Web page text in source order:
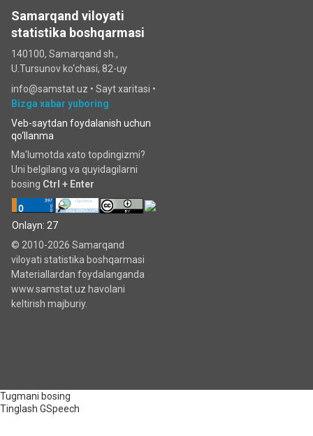
Samarqand viloyati
statistika boshqarmasi
140100, Samarqand sh.,
U.Tursunov ko‘chаsi, 82-uy
info@samstat.uz • Sayt xaritasi •
Bizga xabar yuboring
Veb-saytdan foydalanish uchun
qo‘llanma
Ma'lumotda xato topdingizmi?
Uni belgilang va quyidagilarni
bosing Ctrl + Enter
Onlayn: 27
© 2010-2026 Samarqand
viloyati statistika boshqarmasi
Materiallardan foydalanganda
www.samstat.uz havolani
keltirish majburiy.
Tugmani bosing
Tinglash GSpeech